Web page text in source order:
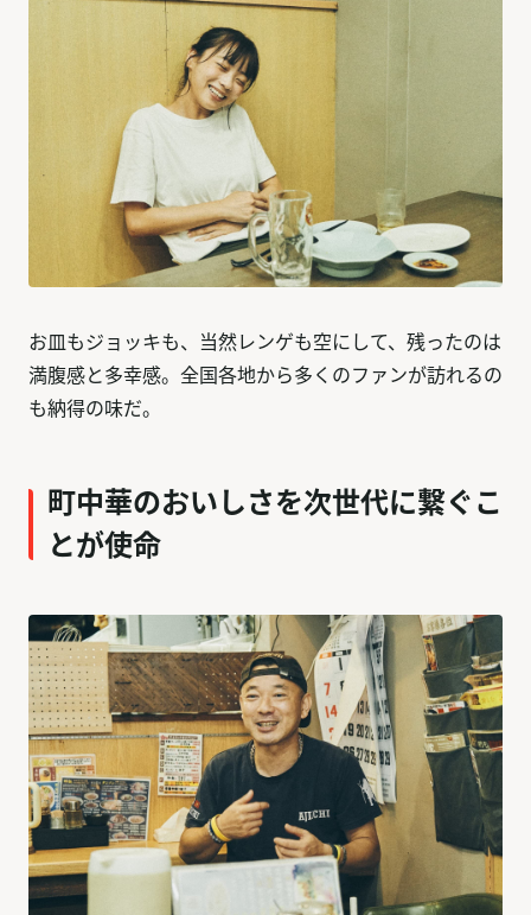
お皿もジョッキも、当然レンゲも空にして、残ったのは
満腹感と多幸感。全国各地から多くのファンが訪れるの
も納得の味だ。
町中華のおいしさを次世代に繋ぐこ
とが使命